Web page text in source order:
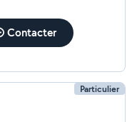
Contacter
Particulier